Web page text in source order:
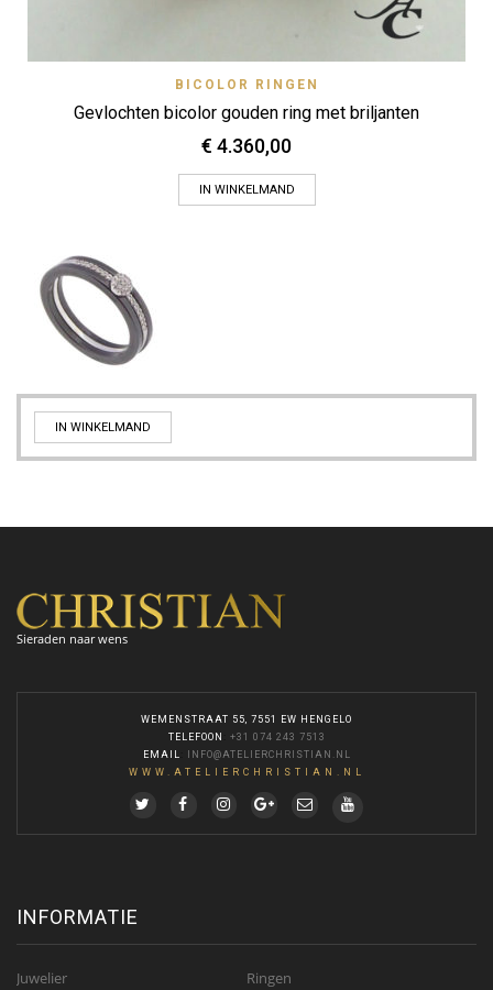
BICOLOR RINGEN
Gevlochten bicolor gouden ring met briljanten
€ 4.360,00
IN WINKELMAND
IN WINKELMAND
Sieraden naar wens
WEMENSTRAAT 55, 7551 EW HENGELO
TELEFOON
+31 074 243 7513
EMAIL
INFO@ATELIERCHRISTIAN.NL
WWW.ATELIERCHRISTIAN.NL
INFORMATIE
Juwelier
Ringen